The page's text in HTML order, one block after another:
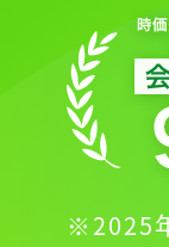
※2025